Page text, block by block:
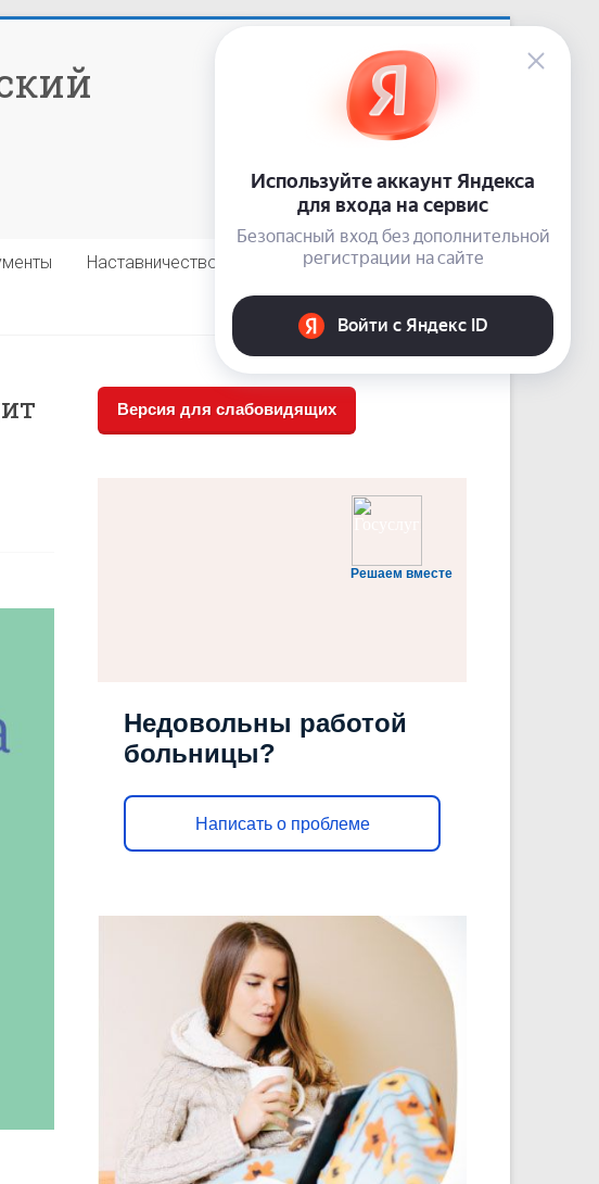
Приемная: +7 (3843) 74-92-62
сайт: nardis.su
10-guz-narkolog@kuzdrav.ru
Наставничество Отзывы пациентов
Версия для слабовидящих